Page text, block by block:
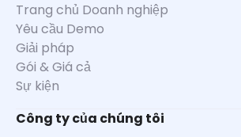
Trang chủ Doanh nghiệp
Yêu cầu Demo
Giải pháp
Gói & Giá cả
Sự kiện
Công ty của chúng tôi